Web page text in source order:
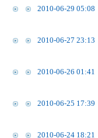
2010-06-29 05:08
2010-06-27 23:13
2010-06-26 01:41
2010-06-25 17:39
2010-06-24 18:21